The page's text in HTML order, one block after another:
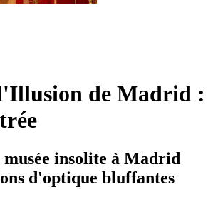
de Madrid :
musée insolite à Madrid
d'optique bluffantes